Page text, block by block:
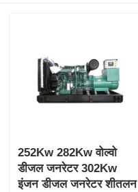
252Kw 282Kw वोल्वो
डीजल जनरेटर 302Kw
इंजन डीजल जनरेटर शीतलन